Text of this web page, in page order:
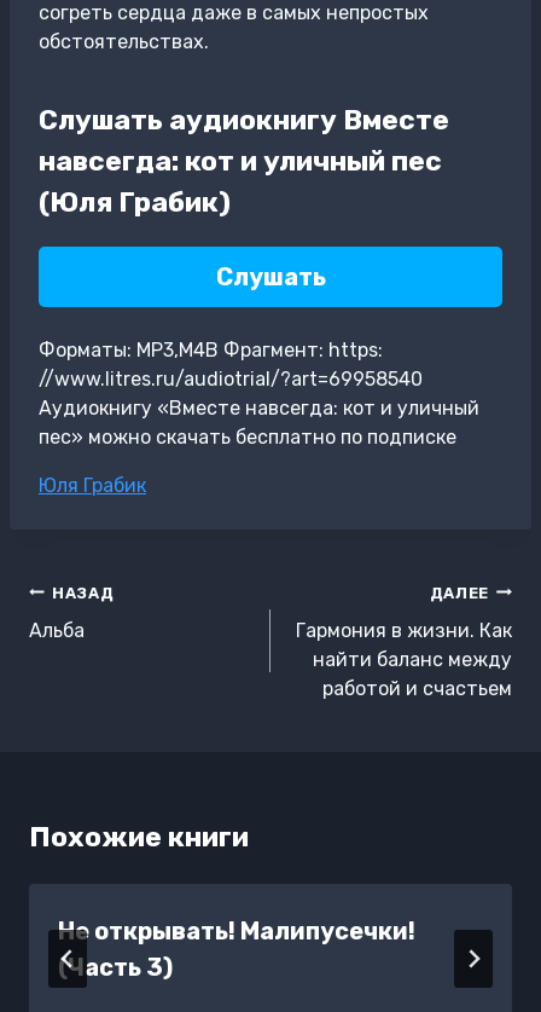
согреть сердца даже в самых непростых
обстоятельствах.
Слушать аудиокнигу Вместе
навсегда: кот и уличный пес
(Юля Грабик)
Слушать
Форматы: MP3,M4B Фрагмент: https:
//www.litres.ru/audiotrial/?art=69958540
Аудиокнигу «Вместе навсегда: кот и уличный
пес» можно скачать бесплатно по подписке
Метки
Юля Грабик
Навигация
по
НАЗАД
Альба
ДАЛЕЕ
Гармония в жизни. Как
найти баланс между
работой и счастьем
Похожие книги
Не открывать! Малипусечки!
(Часть 3)